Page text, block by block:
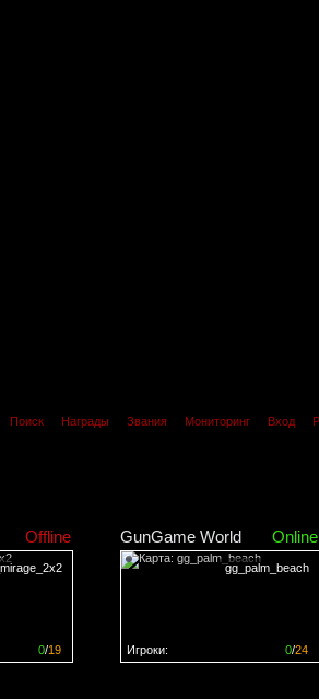
Поиск Награды Звания Мониторинг Вход
Offline
0/19
GunGame World Online
gg_palm_beach
0/24
Игроки: